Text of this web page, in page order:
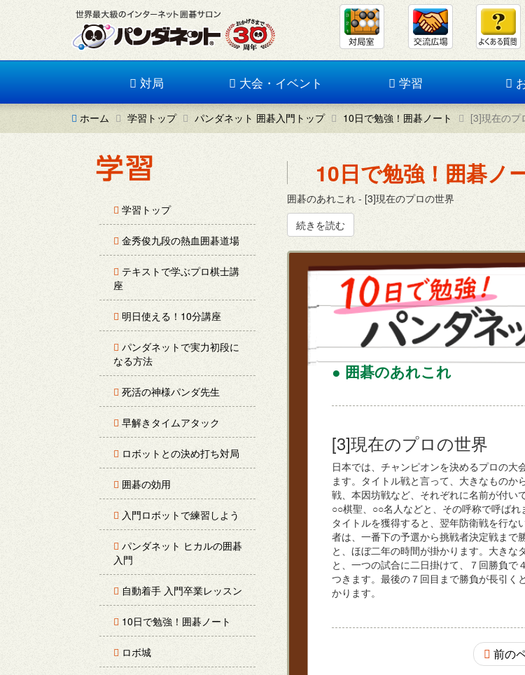
対局 大会・イベント 学習
ホーム 学習トップ パンダネット 囲碁入門トップ 10日で勉強！囲碁ノート [3]現在のプ
学習トップ
金秀俊九段の熱血囲碁道場
テキストで学ぶプロ棋士講
座
明日使える！10分講座
パンダネットで実力初段に
なる方法
死活の神様パンダ先生
早解きタイムアタック
ロボットとの決め打ち対局
囲碁の効用
入門ロボットで練習しよう
パンダネット ヒカルの囲碁
入門
自動着手 入門卒業レッスン
10日で勉強！囲碁ノート
ロボ城
10日で勉強！囲碁ノ
囲碁のあれこれ - [3]現在のプロの世界
続きを読む
● 囲碁のあれこれ
[3]現在のプロの世界
日本では、チャンピオンを決めるプロの大
ます。タイトル戦と言って、大きなものか
戦、本因坊戦など、それぞれに名前が付い
○○棋聖、○○名人などと、その呼称で呼ばれ
タイトルを獲得すると、翌年防衛戦を行な
者は、一番下の予選から挑戦者決定戦まで
と、ほぼ二年の時間が掛かります。大きな
と、一つの試合に二日掛けて、７回勝負で
つきます。最後の７回目まで勝負が長引く
かります。
前の